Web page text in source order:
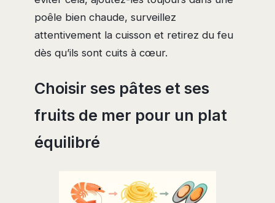
poêle bien chaude, surveillez
attentivement la cuisson et retirez du feu
dès qu’ils sont cuits à cœur.
Choisir ses pâtes et ses
fruits de mer pour un plat
équilibré